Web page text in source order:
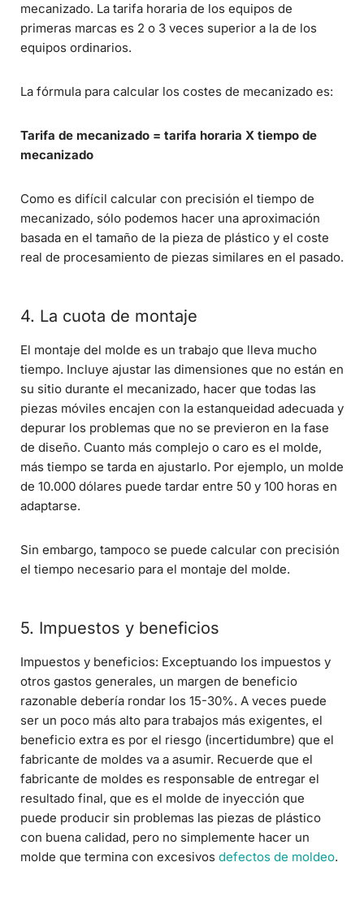
mecanizado. La tarifa horaria de los equipos de
primeras marcas es 2 o 3 veces superior a la de los
equipos ordinarios.
La fórmula para calcular los costes de mecanizado es:
Tarifa de mecanizado = tarifa horaria X tiempo de
mecanizado
Como es difícil calcular con precisión el tiempo de
mecanizado, sólo podemos hacer una aproximación
basada en el tamaño de la pieza de plástico y el coste
real de procesamiento de piezas similares en el pasado.
4. La cuota de montaje
El montaje del molde es un trabajo que lleva mucho
tiempo. Incluye ajustar las dimensiones que no están en
su sitio durante el mecanizado, hacer que todas las
piezas móviles encajen con la estanqueidad adecuada y
depurar los problemas que no se previeron en la fase
de diseño. Cuanto más complejo o caro es el molde,
más tiempo se tarda en ajustarlo. Por ejemplo, un molde
de 10.000 dólares puede tardar entre 50 y 100 horas en
adaptarse.
Sin embargo, tampoco se puede calcular con precisión
el tiempo necesario para el montaje del molde.
5. Impuestos y beneficios
Impuestos y beneficios: Exceptuando los impuestos y
otros gastos generales, un margen de beneficio
razonable debería rondar los 15-30%. A veces puede
ser un poco más alto para trabajos más exigentes, el
beneficio extra es por el riesgo (incertidumbre) que el
fabricante de moldes va a asumir. Recuerde que el
fabricante de moldes es responsable de entregar el
resultado final, que es el molde de inyección que
puede producir sin problemas las piezas de plástico
con buena calidad, pero no simplemente hacer un
molde que termina con excesivos defectos de moldeo.